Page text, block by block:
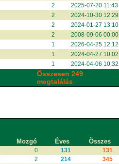
2
2025-07-20 11:43
2
2024-10-30 12:29
2
2024-01-27 13:10
2
2008-09-06 00:00
1
2026-04-25 12:12
1
2024-04-27 10:02
1 2024-04-06 10:32
Összesen 249
megtalálás
Mozgó Éves Összes
0 131
131
2 214
345